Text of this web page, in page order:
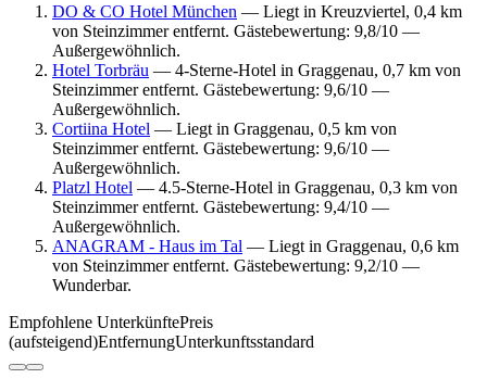
DO & CO Hotel München — Liegt in Kreuzviertel, 0,4 km
von Steinzimmer entfernt. Gästebewertung: 9,8/10 —
Außergewöhnlich.
Hotel Torbräu — 4-Sterne-Hotel in Graggenau, 0,7 km von
Steinzimmer entfernt. Gästebewertung: 9,6/10 —
Außergewöhnlich.
Cortiina Hotel — Liegt in Graggenau, 0,5 km von
Steinzimmer entfernt. Gästebewertung: 9,6/10 —
Außergewöhnlich.
Platzl Hotel — 4.5-Sterne-Hotel in Graggenau, 0,3 km von
Steinzimmer entfernt. Gästebewertung: 9,4/10 —
Außergewöhnlich.
ANAGRAM - Haus im Tal — Liegt in Graggenau, 0,6 km
von Steinzimmer entfernt. Gästebewertung: 9,2/10 —
Wunderbar.
Empfohlene UnterkünftePreis
(aufsteigend)EntfernungUnterkunftsstandard